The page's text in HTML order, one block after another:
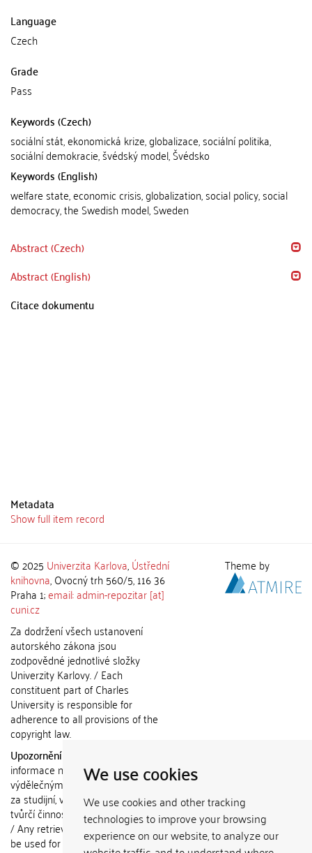
We use cookies
We use cookies and other tracking
technologies to improve your browsing
experience on our website, to analyze our
Language
Czech
Grade
Pass
Keywords (Czech)
sociální stát, ekonomická krize, globalizace, sociální politika,
sociální demokracie, švédský model, Švédsko
Keywords (English)
welfare state, economic crisis, globalization, social policy, social
democracy, the Swedish model, Sweden
Abstract (Czech)
Abstract (English)
Citace dokumentu
Metadata
Show full item record
© 2025 Univerzita Karlova,Ústřední
knihovna, Ovocný trh 560/5, 116 36
Praha 1;email: admin-repozitar [at]
cuni.cz
Za dodržení všech ustanovení
autorského zákona jsou
zodpovědné jednotlivé složky
Univerzity Karlovy. / Each
constituent part of Charles
University is responsible for
adherence to all provisions of the
copyright law.
Upozornění / Notice:
informace nemohou být použity k
výdělečným účelům nebo vydávány
za studijní, vědeckou nebo jinou
tvůrčí činnost jiné osoby než autora.
/ Any retrieved information shall not
be used for any commercial
Theme by